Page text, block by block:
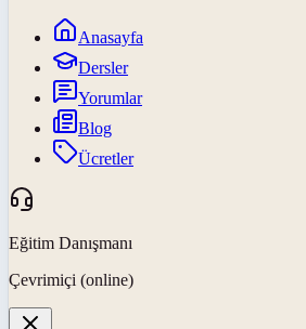
Anasayfa
Dersler
Yorumlar
Blog
Ücretler
Eğitim Danışmanı
Çevrimiçi (online)